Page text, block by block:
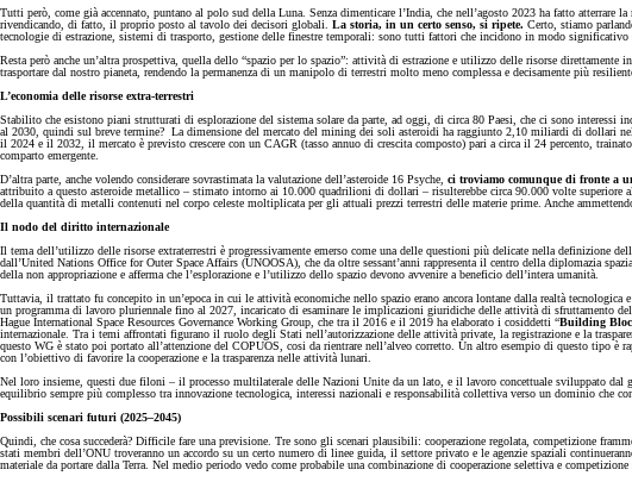
Tutti però, come già accennato, puntano al polo sud della Luna. Senza dimenticare l’India, che nell’agosto 2023 ha fatto
rivendicando, di fatto, il proprio posto al tavolo dei decisori globali. La storia, in un certo senso, si ripete. Certo, stiamo
tecnologie di estrazione, sistemi di trasporto, gestione delle finestre temporali: sono tutti fattori che incidono in modo
Resta però anche un’altra prospettiva, quella dello “spazio per lo spazio”: attività di estrazione e utilizzo delle risorse
trasportare dal nostro pianeta, rendendo la permanenza di un manipolo di terrestri molto meno complessa e decisamente più
L’economia delle risorse extra-terrestri
Stabilito che esistono piani strutturati di esplorazione del sistema solare da parte, ad oggi, di circa 80 Paesi, che ci sono
al 2030, quindi sul breve termine? La dimensione del mercato del mining dei soli asteroidi ha raggiunto 2,10 miliardi di dollari
il 2024 e il 2032, il mercato è previsto crescere con un CAGR (tasso annuo di crescita composto) pari a circa il 24 percento,
comparto emergente.
D’altra parte, anche volendo considerare sovrastimata la valutazione dell’asteroide 16 Psyche, ci troviamo comunque di fronte a
attribuito a questo asteroide metallico – stimato intorno ai 10.000 quadrilioni di dollari – risulterebbe circa 90.000 volte superiore
della quantità di metalli contenuti nel corpo celeste moltiplicata per gli attuali prezzi terrestri delle materie prime. Anche
Il nodo del diritto internazionale
Il tema dell’utilizzo delle risorse extraterrestri è progressivamente emerso come una delle questioni più delicate nella
dall’United Nations Office for Outer Space Affairs (UNOOSA), che da oltre sessant’anni rappresenta il centro della diplomazia
della non appropriazione e afferma che l’esplorazione e l’utilizzo dello spazio devono avvenire a beneficio dell’intera umanità.
Tuttavia, il trattato fu concepito in un’epoca in cui le attività economiche nello spazio erano ancora lontane dalla realtà
un programma di lavoro pluriennale fino al 2027, incaricato di esaminare le implicazioni giuridiche delle attività di
Hague International Space Resources Governance Working Group, che tra il 2016 e il 2019 ha elaborato i cosiddetti “Building
internazionale. Tra i temi affrontati figurano il ruolo degli Stati nell’autorizzazione delle attività private, la registrazione e la
questo WG è stato poi portato all’attenzione del COPUOS, cosi da rientrare nell’alveo corretto. Un altro esempio di questo tipo
con l’obiettivo di favorire la cooperazione e la trasparenza nelle attività lunari.
Nel loro insieme, questi due filoni – il processo multilaterale delle Nazioni Unite da un lato, e il lavoro concettuale sviluppato dal
equilibrio sempre più complesso tra innovazione tecnologica, interessi nazionali e responsabilità collettiva verso un dominio che
Possibili scenari futuri (2025–2045)
Quindi, che cosa succederà? Difficile fare una previsione. Tre sono gli scenari plausibili: cooperazione regolata, competizione
stati membri dell’ONU troveranno un accordo su un certo numero di linee guida, il settore privato e le agenzie spaziali
materiale da portare dalla Terra. Nel medio periodo vedo come probabile una combinazione di cooperazione selettiva e